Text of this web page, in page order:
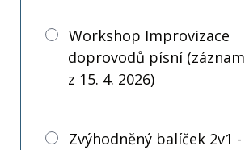
Workshop Improvizace
doprovodů písní (záznam
z 15. 4. 2026)
Zvýhodněný balíček 2v1 -